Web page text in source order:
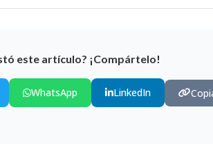
este artículo? ¡Compártelo!
WhatsApp LinkedIn